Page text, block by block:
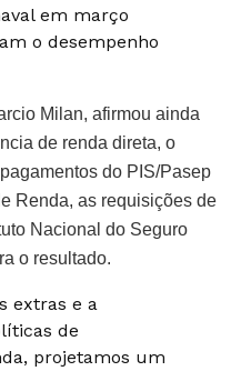
em março
o desempenho
Milan, afirmou ainda
de renda direta, o
do PIS/Pasep
Renda, as requisições de
Nacional do Seguro
o resultado.
extras e a
de
projetamos um